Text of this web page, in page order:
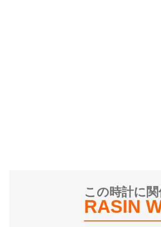
この時計に
RASIN